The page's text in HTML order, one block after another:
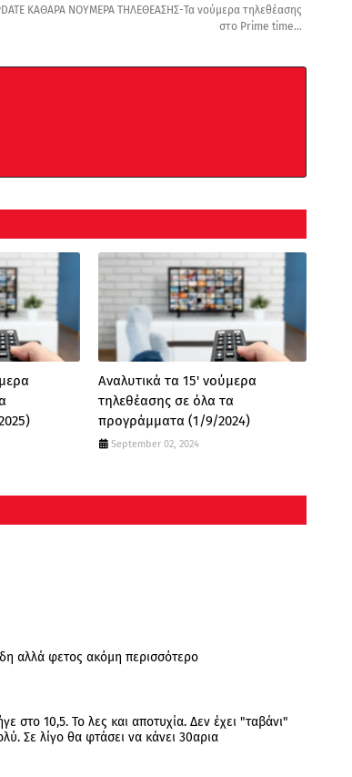
ΚΑΘΑΡΑ ΝΟΥΜΕΡΑ ΤΗΛΕΘΕΑΣΗΣ-Τα νούμερα τηλεθέασης
στο Prime time...
Αναλυτικά τα 15' νούμερα
τηλεθέασης σε όλα τα
προγράμματα (1/9/2024)
September 02, 2024
αλλά φετος ακόμη περισσότερο
στο 10,5. Το λες και αποτυχία. Δεν έχει "ταβάνι"
Σε λίγο θα φτάσει να κάνει 30αρια